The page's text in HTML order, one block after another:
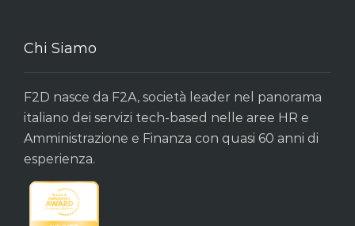
Chi Siamo
F2D nasce da F2A, società leader nel panorama
italiano dei servizi tech-based nelle aree HR e
Amministrazione e Finanza con quasi 60 anni di
esperienza.